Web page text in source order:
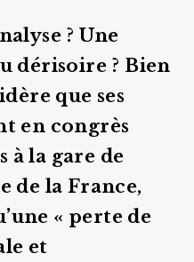
? Une
dérisoire ? Bien
que ses
en congrès
à la gare de
de la France,
« perte de
et